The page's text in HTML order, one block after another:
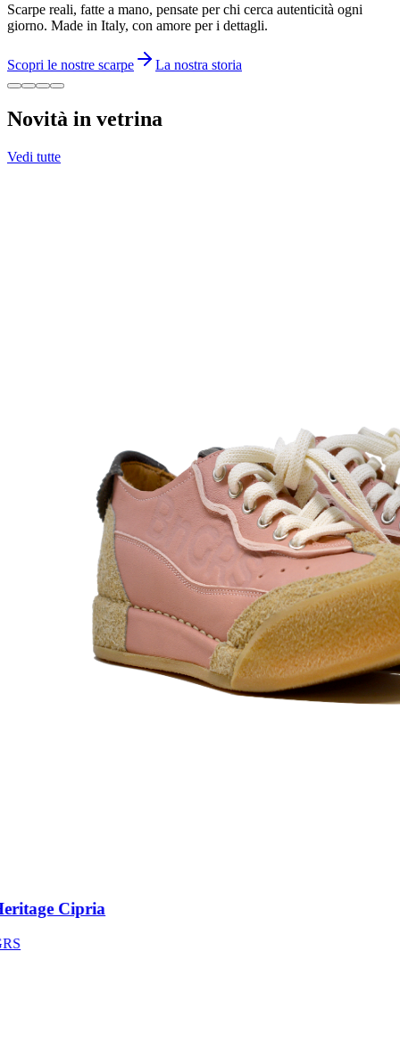
Scarpe reali, fatte a mano, pensate per chi cerca autenticità ogni
giorno. Made in Italy, con amore per i dettagli.
Scopri le nostre scarpe La nostra storia
Novità in vetrina
Vedi tutte
Cipria